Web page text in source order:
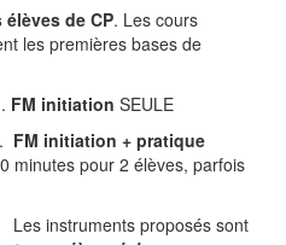
de CP. Les cours
les premières bases de
FM initiation SEULE
FM initiation + pratique
minutes pour 2 élèves, parfois
proposés sont